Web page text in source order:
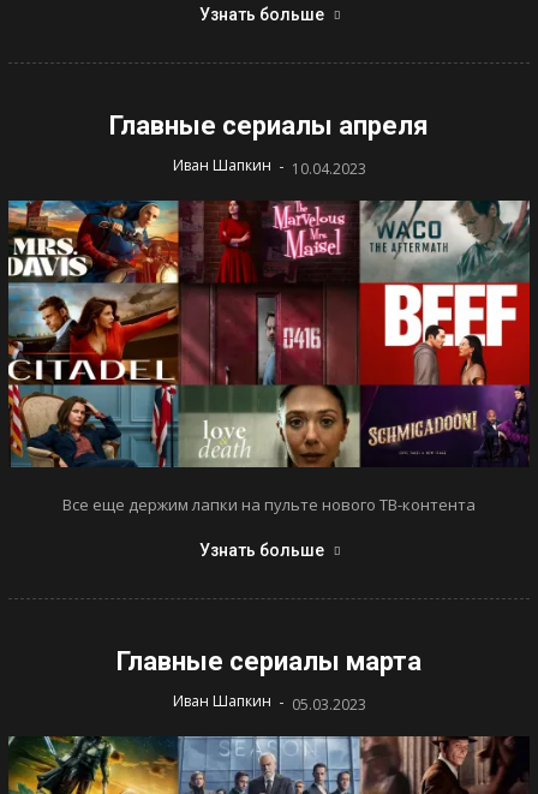
Узнать больше
Главные сериалы апреля
Иван Шапкин - 10.04.2023
Все еще держим лапки на пульте нового ТВ-контента
Узнать больше
Главные сериалы марта
Иван Шапкин - 05.03.2023